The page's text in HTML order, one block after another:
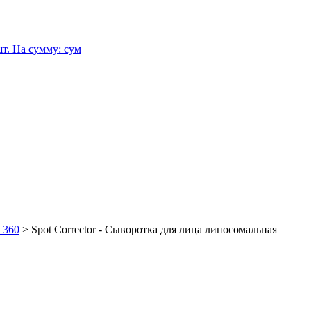
На сумму: сум
360 > Spot Corrector - Сыворотка для лица липосомальная